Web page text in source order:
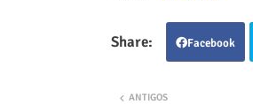
Facebook
ANTIGOS